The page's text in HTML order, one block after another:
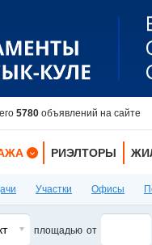
5780 объявлений на сайте
РИЭЛТОРЫ
Участки Офисы
площадью от